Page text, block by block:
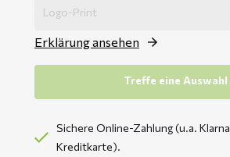
Erklärung ansehen
Treffe eine Auswahl
Sichere Online-Zahlung (u.a.
Kreditkarte).